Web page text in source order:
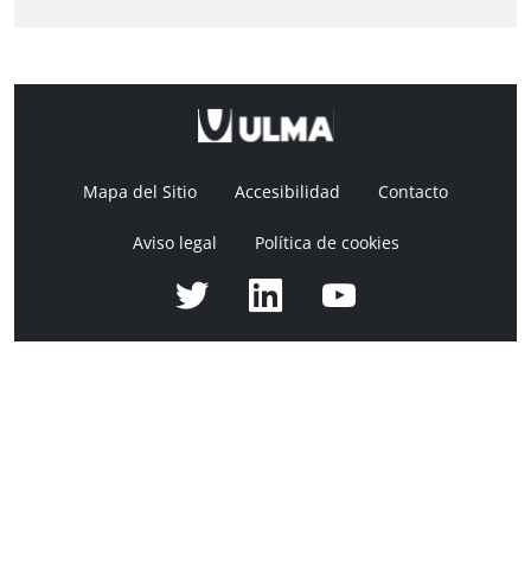
Mapa del Sitio Accesibilidad Contacto
Aviso legal Política de cookies